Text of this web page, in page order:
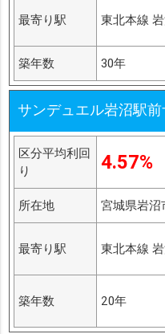
最寄り駅 東北本線
築年数 30年
サンデュエル岩沼駅
区分平均利回
り
4.57%
所在地 宮城県岩沼
最寄り駅 東北本線
築年数 20年